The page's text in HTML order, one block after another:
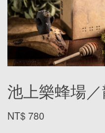
池上樂蜂場
NT$ 780